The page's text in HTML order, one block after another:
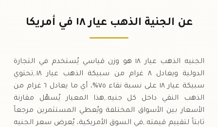
٧٧٩.٩٥ دولار
عن الجنية الذهب عيار ١٨ في أمريكا
الجنيه الذهب عيار ١٨ هو وزن قياسي يُستخدم في التجارة
الدولية ويعادل ٨ غرام من سبيكة الذهب عيار ١٨.,تحتوي
سبيكة عيار ١٨ على نسبة نقاء ٧٥%، أي ما يعادل ٦ غرام من
الذهب النقي داخل كل جنيه.,هذا المعيار يُسهّل مقارنة
الأسعار بين الأسواق المختلفة ويُعطي المستثمرين مرجعاً
ثابتاً لتقييم قيمته.,في السوق الأمريكية، يُعرض سعر الجنيه